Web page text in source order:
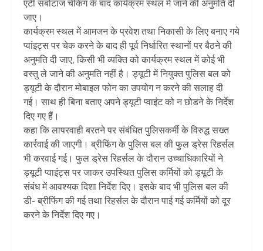
एंटी सबोटाज चेकिंग के बाद कार्यक्रम स्थल में जाने की अनुमति दी
जाए।
कार्यक्रम स्थल में आमजन के प्रवेश तथा निकासी के लिए बनाए गये
प्वांइट्स पर चेक करने के बाद ही पूर्व निर्धारित स्थानों पर बैठने की
अनुमति दी जाए, किसी भी व्यक्ति को कार्यक्रम स्थल में कोई भी
वस्तु ले जाने की अनुमति नहीं है। ड्यूटी में नियुक्त पुलिस बल को
ड्यूटी के दौरान मोबाइल फोन का उपयोग न करने की सलाह दी
गई। साथ ही बिना बताए अपने ड्यूटी प्वाइंट को न छोडने के निर्देश
दिए गए हैं।
कहा कि लापरवाही बरतने पर संबंधित पुलिसकर्मी के विरुद्ध सख्त
कार्रवाई की जाएगी। ब्रीफिंग के पुलिस बल की फुल ड्रेस रिहर्सल
भी करवाई गई। फुल ड्रेस रिहर्सल के दौरान उच्चाधिकारियों ने
ड्यूटी प्वाइंट्स पर जाकर उपस्थित पुलिस कर्मियों को ड्यूटी के
संबंध में आवश्यक दिशा निर्देश दिए। इसके बाद भी पुलिस बल की
डी- ब्रीफिंग की गई तथा रिहर्सल के दौरान पाई गई कर्मियों को दूर
करने के निर्देश दिए गए।